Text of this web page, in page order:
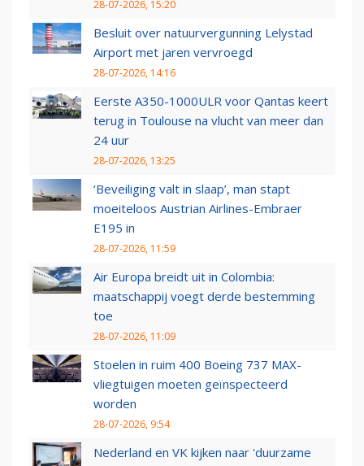
28-07-2026, 15:20
Besluit over natuurvergunning Lelystad
Airport met jaren vervroegd
28-07-2026, 14:16
Eerste A350-1000ULR voor Qantas keert
terug in Toulouse na vlucht van meer dan
24 uur
28-07-2026, 13:25
‘Beveiliging valt in slaap’, man stapt
moeiteloos Austrian Airlines-Embraer
E195 in
28-07-2026, 11:59
Air Europa breidt uit in Colombia:
maatschappij voegt derde bestemming
toe
28-07-2026, 11:09
Stoelen in ruim 400 Boeing 737 MAX-
vliegtuigen moeten geïnspecteerd
worden
28-07-2026, 9:54
Nederland en VK kijken naar 'duurzame